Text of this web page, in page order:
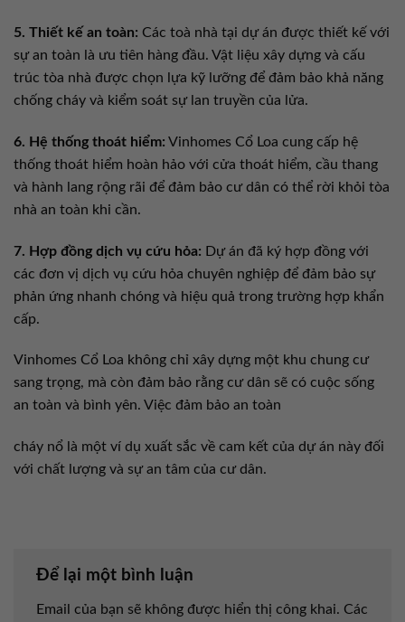
5. Thiết kế an toàn: Các toà nhà tại dự án được thiết kế với
sự an toàn là ưu tiên hàng đầu. Vật liệu xây dựng và cấu
trúc tòa nhà được chọn lựa kỹ lưỡng để đảm bảo khả năng
chống cháy và kiểm soát sự lan truyền của lửa.
6. Hệ thống thoát hiểm: Vinhomes Cổ Loa cung cấp hệ
thống thoát hiểm hoàn hảo với cửa thoát hiểm, cầu thang
và hành lang rộng rãi để đảm bảo cư dân có thể rời khỏi tòa
nhà an toàn khi cần.
7. Hợp đồng dịch vụ cứu hỏa: Dự án đã ký hợp đồng với
các đơn vị dịch vụ cứu hỏa chuyên nghiệp để đảm bảo sự
phản ứng nhanh chóng và hiệu quả trong trường hợp khẩn
cấp.
Vinhomes Cổ Loa không chỉ xây dựng một khu chung cư
sang trọng, mà còn đảm bảo rằng cư dân sẽ có cuộc sống
an toàn và bình yên. Việc đảm bảo an toàn
cháy nổ là một ví dụ xuất sắc về cam kết của dự án này đối
với chất lượng và sự an tâm của cư dân.
Để lại một bình luận
Email của bạn sẽ không được hiển thị công khai. Các